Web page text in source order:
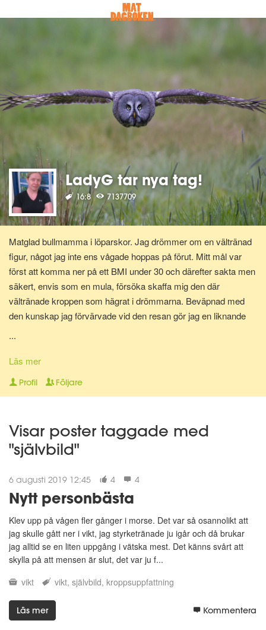
LadyG tar nya tag!
16:8 7137709
Matglad bullmamma i löparskor. Jag drömmer om en vältränad
figur, något jag inte ens vågade hoppas på förut. Mitt mål var
först att komma ner på ett BMI under 30 och därefter sakta men
säkert, envis som en mula, försöka skaffa mig den där
vältränade kroppen som hägrat i drömmarna. Beväpnad med
den kunskap jag förvärvade vid den resan gör jag en liknande
Nu för tiden är jag en av Matdagbokens mentorer, skicka ett
privat meddelande om du vill ha stöd och pepp privat eller om du
...
Läs mer
Profil Följare
Visar poster taggade med
"självbild"
6 augusti 2019 12:45 4 4
Nytt personbästa
Klev upp på vågen fler gånger i morse. Det var så osannolikt att
jag skulle gått ner i vikt, jag styrketränade ju igår och då brukar
jag alltid se en liten uppgång i vätska mest. Det känns svårt att
skylla på att mensen är slut, det var ju f...
vikt
vikt självbild kroppsuppfattning
Läs mer Kommentera